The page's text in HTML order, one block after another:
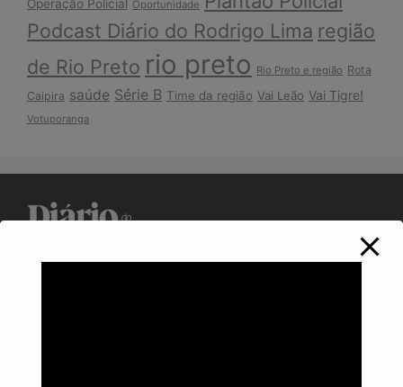
Operação Policial Oportunidade
Podcast Diário do Rodrigo Lima região
de Rio Preto rio preto Rio Preto e região Rota
Caipira saúde Série B Time da região Vai Leão Vai Tigre!
Votuporanga